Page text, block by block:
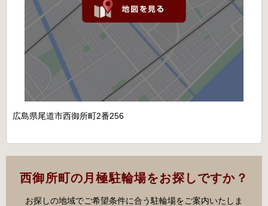
広島県尾道市西御所町2番256
西御所町の月極駐輪場をお探しですか？
お探しの地域でご希望条件に合う駐輪場をご案内いたしま